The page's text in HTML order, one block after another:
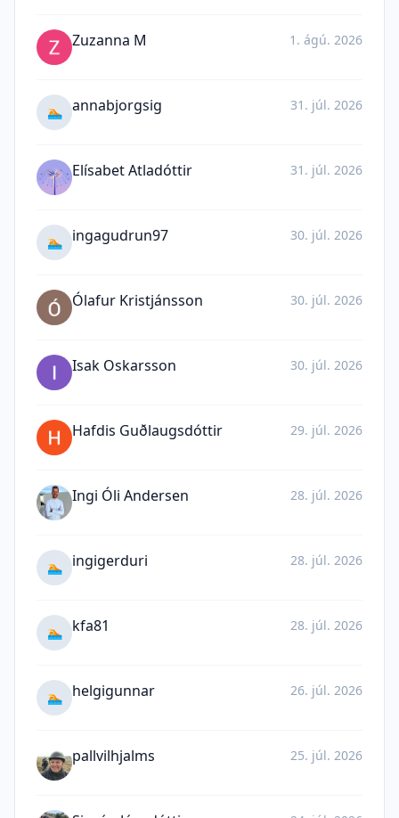
Zuzanna M 1. ágú. 2026
🏊 annabjorgsig 31. júl. 2026
Elísabet Atladóttir 31. júl. 2026
🏊 ingagudrun97 30. júl. 2026
Ólafur Kristjánsson 30. júl. 2026
Isak Oskarsson 30. júl. 2026
Hafdis Guðlaugsdóttir 29. júl. 2026
Ingi Óli Andersen 28. júl. 2026
🏊 ingigerduri 28. júl. 2026
🏊 kfa81 28. júl. 2026
🏊 helgigunnar 26. júl. 2026
pallvilhjalms 25. júl. 2026